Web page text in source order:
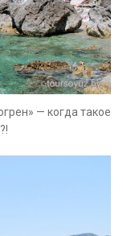
— когда такое